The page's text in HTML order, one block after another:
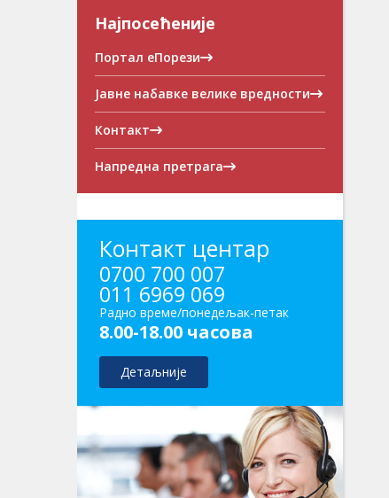
Најпосећеније
Портал еПорези
Јавне набавке велике вредности
Контакт
Напредна претрага
Контакт центар
0700 700 007
011 6969 069
Радно време/понедељак-петак
8.00-18.00 часова
Детаљније